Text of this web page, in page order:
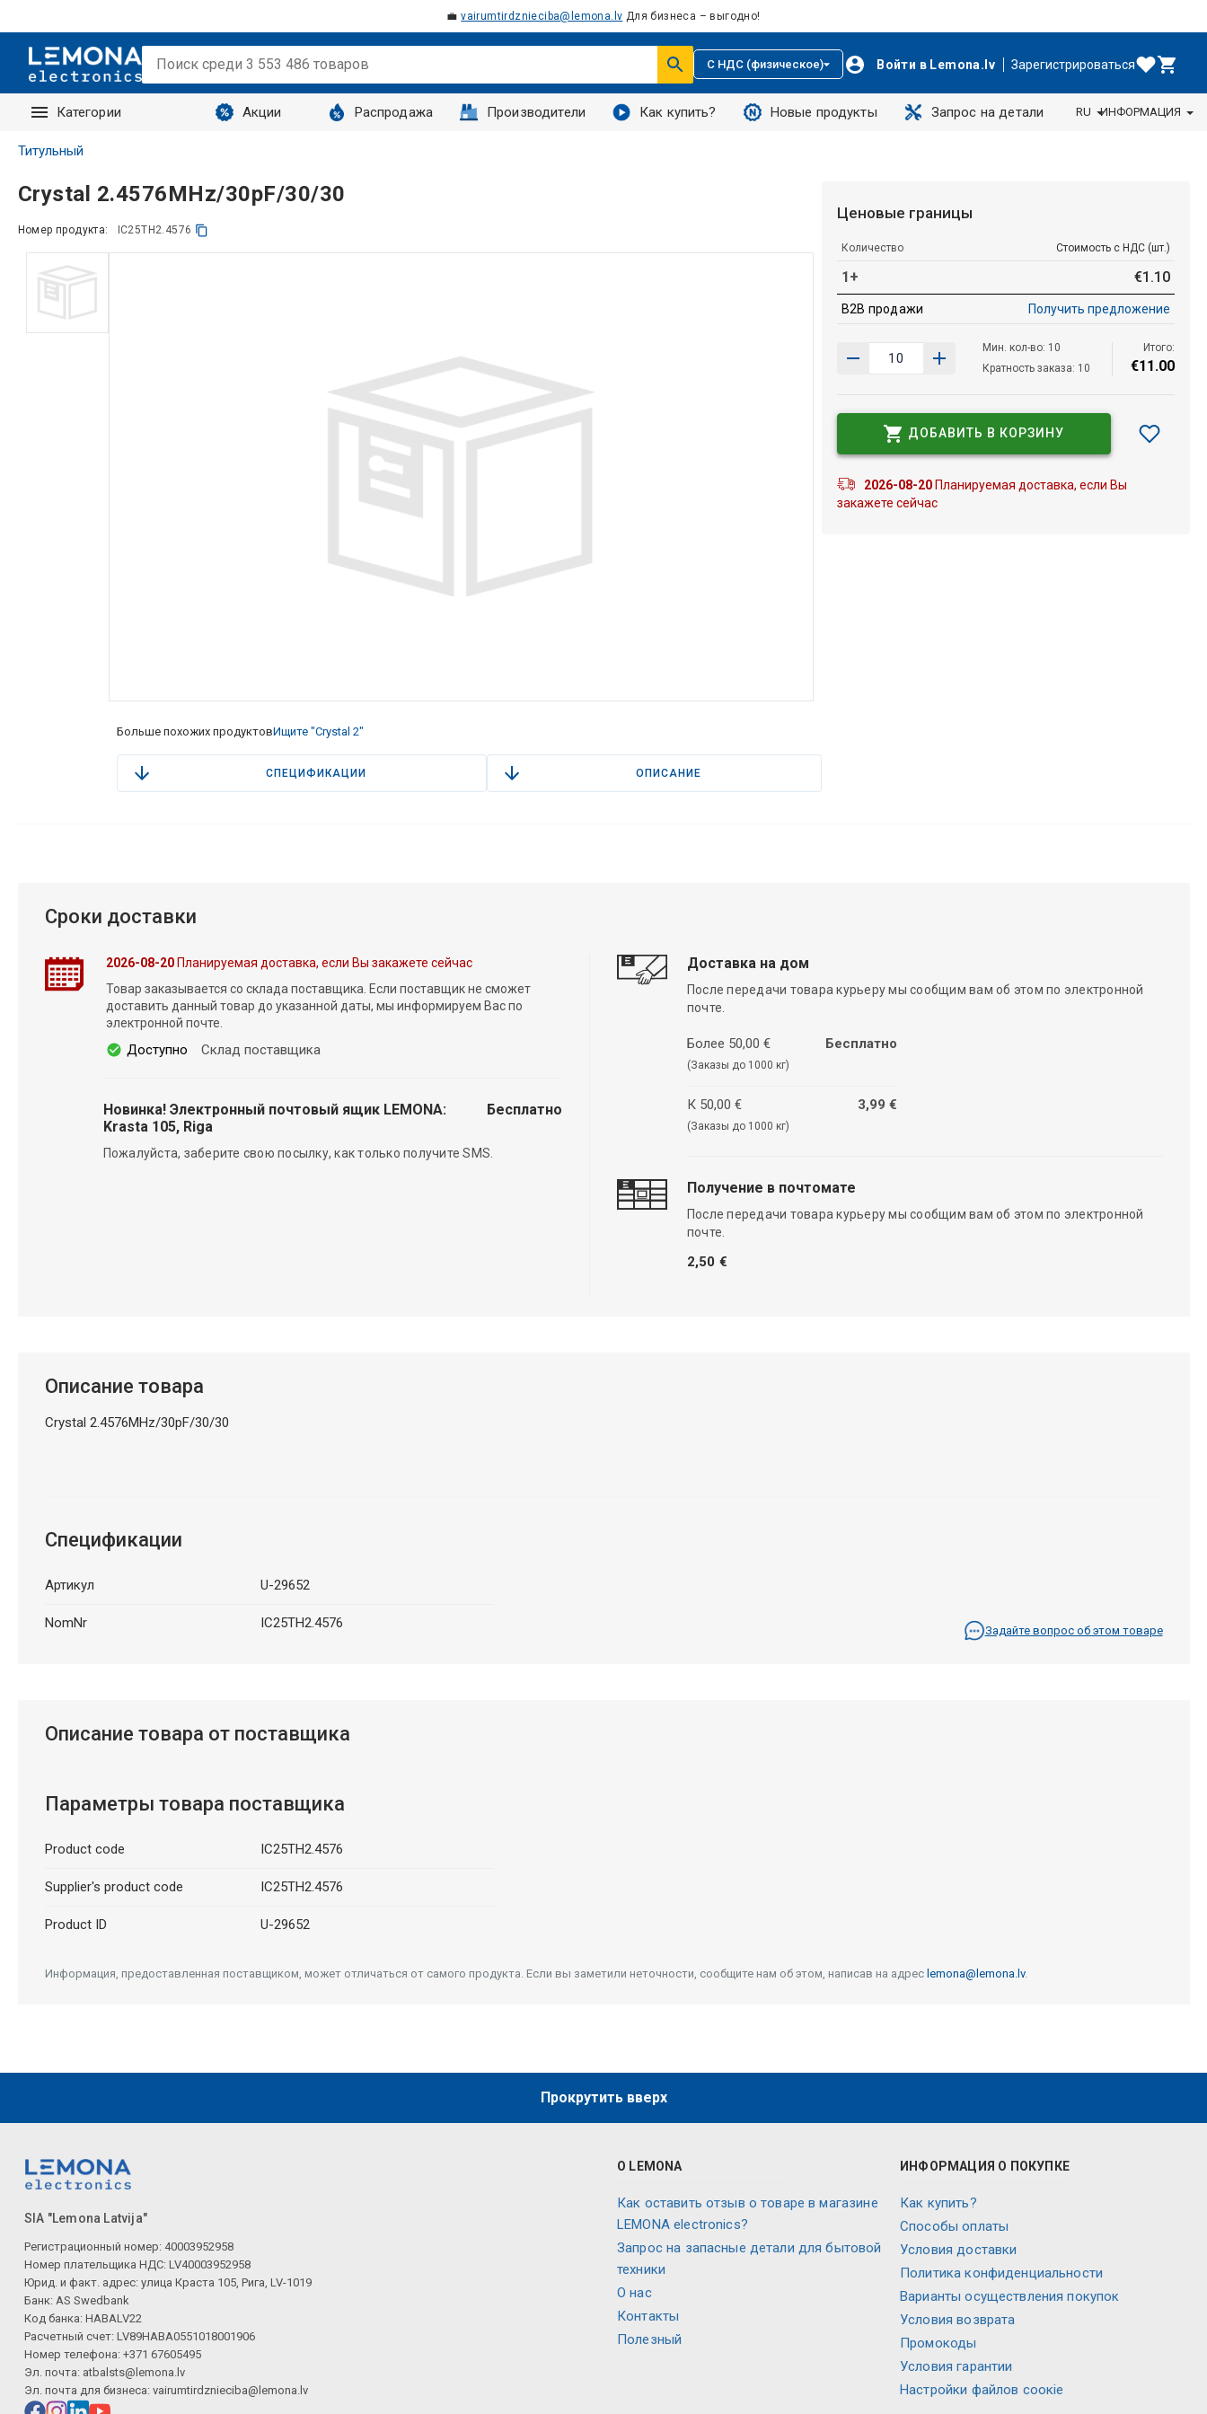
💼vairumtirdznieciba@lemona.lv Для бизнеса – выгодно!
С НДС (физическое) Войти в Lemona.lv Зарегистрироваться
Категории Акции Распродажа Производители Как купить? Новые продукты Запрос на детали
Запросы
RU ИНФОРМАЦИЯ
Титульный
Crystal 2.4576MHz/30pF/30/30
Номер продукта: IC25TH2.4576
Больше похожих продуктовИщите "Crystal 2"
СПЕЦИФИКАЦИИ ОПИСАНИЕ
Ценовые границы
Количество Стоимость с НДС (шт.)
1+ €1 .10
B2B продажи Получить предложение
Мин. кол-во: 10
Кратность заказа: 10
Итого:
€11.00
ДОБАВИТЬ В КОРЗИНУ
2026-08-20Планируемая доставка, если Вы
закажете сейчас
Сроки доставки
2026-08-20Планируемая доставка, если Вы закажете сейчас
Товар заказывается со склада поставщика. Если поставщик не сможет
доставить данный товар до указанной даты, мы информируем Вас по
электронной почте.
Доступно Склад поставщика
Новинка! Электронный почтовый ящик LEMONA:
Krasta 105, Riga
Бесплатно
Пожалуйста, заберите свою посылку, как только получите SMS.
Доставка на дом
После передачи товара курьеру мы сообщим вам об этом по электронной
почте.
Более 50,00 €
(Заказы до 1000 кг)
Бесплатно
К 50,00 €
(Заказы до 1000 кг)
3,99 €
Получение в почтомате
После передачи товара курьеру мы сообщим вам об этом по электронной
почте.
2,50 €
Описание товара
Crystal 2.4576MHz/30pF/30/30
Спецификации
Артикул U-29652
NomNr IC25TH2.4576 Задайте вопрос об этом товаре
Описание товара от поставщика
Параметры товара поставщика
Product code IC25TH2.4576
Supplier's product code IC25TH2.4576
Product ID U-29652
Информация, предоставленная поставщиком, может отличаться от самого продукта. Если вы заметили неточности, сообщите нам об этом, написав на адрес lemona@lemona.lv.
Прокрутить вверх
SIA "Lemona Latvija"
Регистрационный номер: 40003952958
Номер плательщика НДС: LV40003952958
Юрид. и факт. адрес: улица Краста 105, Рига, LV-1019
Банк: AS Swedbank
Код банка: HABALV22
Расчетный счет: LV89HABA0551018001906
Номер телефона: +371 67605495
Эл. почта: atbalsts@lemona.lv
Эл. почта для бизнеса: vairumtirdznieciba@lemona.lv
О LEMONA
Как оставить отзыв о товаре в магазине
LEMONA electronics?
Запрос на запасные детали для бытовой
техники
О нас
Контакты
Полезный
ИНФОРМАЦИЯ О ПОКУПКЕ
Как купить?
Способы оплаты
Условия доставки
Политика конфиденциальности
Варианты осуществления покупок
Условия возврата
Промокоды
Условия гарантии
Настройки файлов соокіе